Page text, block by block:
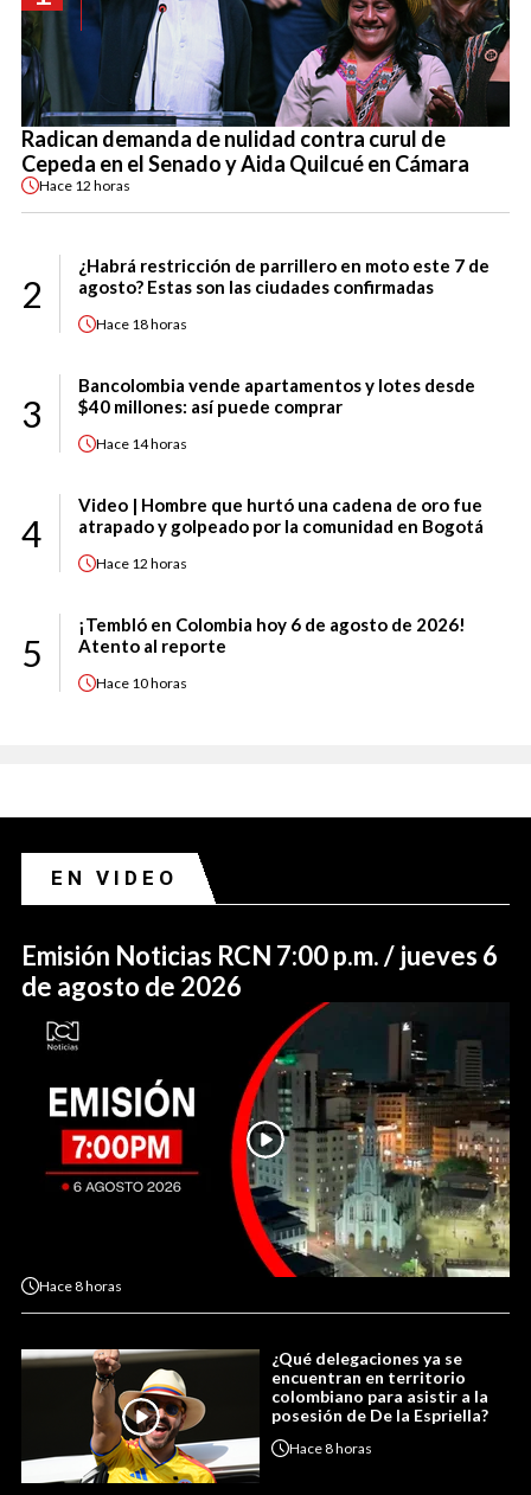
Radican demanda de nulidad contra curul de
Cepeda en el Senado y Aida Quilcué en Cámara
Hace 12 horas
2
¿Habrá restricción de parrillero en moto este 7 de
agosto? Estas son las ciudades confirmadas
Hace 18 horas
3
Bancolombia vende apartamentos y lotes desde
$40 millones: así puede comprar
Hace 14 horas
4
Video | Hombre que hurtó una cadena de oro fue
atrapado y golpeado por la comunidad en Bogotá
Hace 12 horas
5
¡Tembló en Colombia hoy 6 de agosto de 2026!
Atento al reporte
Hace 10 horas
EN VIDEO
Emisión Noticias RCN 7:00 p.m. / jueves 6
de agosto de 2026
Hace8 horas
¿Qué delegaciones ya se
encuentran en territorio
colombiano para asistir a la
posesión de De la Espriella?
Hace8 horas